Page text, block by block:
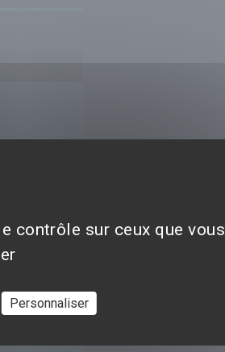
contrôle sur ceux que vous
Personnaliser